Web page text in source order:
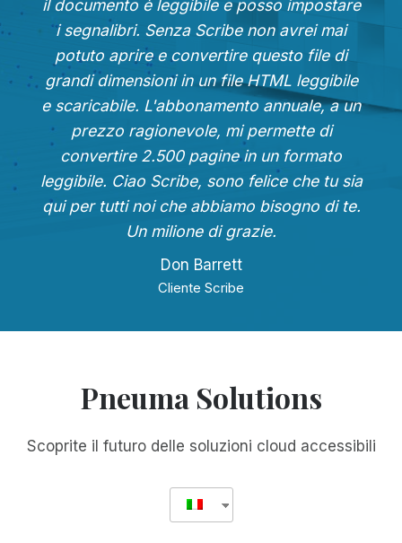
il documento è leggibile e posso impostare
i segnalibri. Senza Scribe non avrei mai
potuto aprire e convertire questo file di
grandi dimensioni in un file HTML leggibile
e scaricabile. L'abbonamento annuale, a un
prezzo ragionevole, mi permette di
convertire 2.500 pagine in un formato
leggibile. Ciao Scribe, sono felice che tu sia
qui per tutti noi che abbiamo bisogno di te.
Un milione di grazie.
Don Barrett
Cliente Scribe
Pneuma Solutions
Scoprite il futuro delle soluzioni cloud accessibili